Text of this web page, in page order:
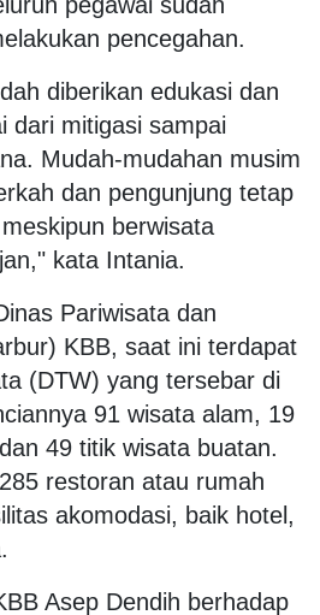
pencegahan.
diberikan edukasi dan
dari mitigasi sampai
Mudah-mudahan musim
dan pengunjung tetap
berwisata
kata Intania.
Pariwisata dan
KBB, saat ini terdapat
(DTW) yang tersebar di
91 wisata alam, 19
49 titik wisata buatan.
restoran atau rumah
akomodasi, baik hotel,
Asep Dendih berhadap